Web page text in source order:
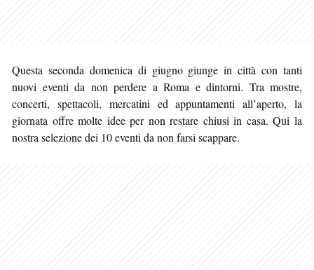
Questa seconda domenica di giugno giunge in città con tanti
nuovi eventi da non perdere a Roma e dintorni. Tra mostre,
concerti, spettacoli, mercatini ed appuntamenti all’aperto, la
giornata offre molte idee per non restare chiusi in casa. Qui la
nostra selezione dei 10 eventi da non farsi scappare.